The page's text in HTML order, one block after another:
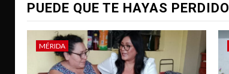
PUEDE QUE TE HAYAS PERDIDO
MÉRIDA